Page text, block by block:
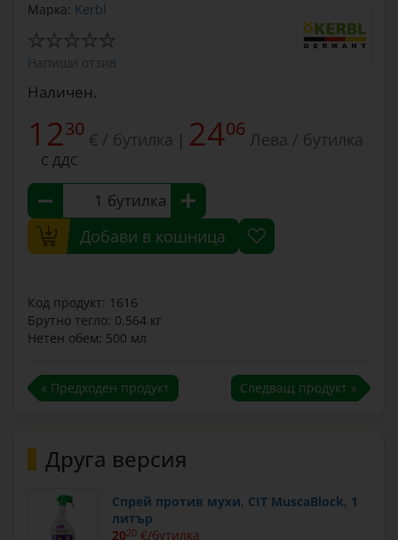
Марка: Kerbl
Напиши отзив
Наличен.
1230 € / бутилка | 2406 Лева / бутилка
С ДДС
бутилка
Добави в кошница
Код продукт: 1616
Брутно тегло: 0.564 кг
Нетен обем: 500 мл
« Предходен продукт Следващ продукт »
Друга версия
Спрей против мухи, CIT MuscaBlock, 1
литър
2020 €/бутилка